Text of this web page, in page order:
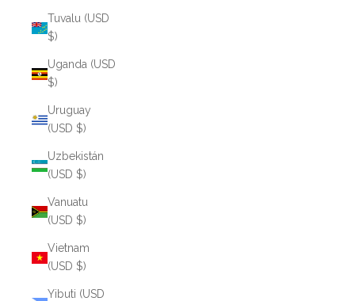
Tuvalu (USD
$)
Uganda (USD
$)
Uruguay
(USD $)
Uzbekistán
(USD $)
Vanuatu
(USD $)
Vietnam
(USD $)
Yibuti (USD